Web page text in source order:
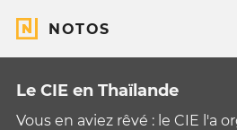
NOTOS
Le CIE en Thaïlande
Vous en aviez rêvé : le CIE l'a